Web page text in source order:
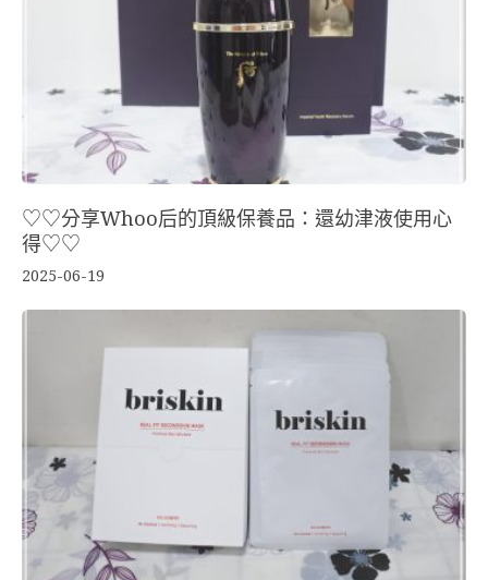
♡♡分享Whoo后的頂級保養品：還幼津液使用心
得♡♡
2025-06-19